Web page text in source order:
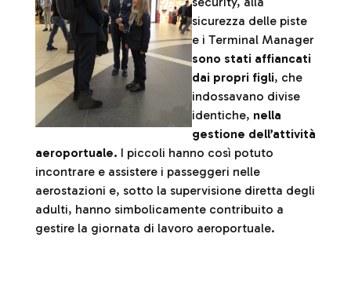
sicurezza delle piste
e i Terminal Manager
sono stati affiancati
dai propri figli, che
indossavano divise
identiche, nella
gestione dell’attività
aeroportuale. I piccoli hanno così potuto
incontrare e assistere i passeggeri nelle
aerostazioni e, sotto la supervisione diretta degli
adulti, hanno simbolicamente contribuito a
gestire la giornata di lavoro aeroportuale.